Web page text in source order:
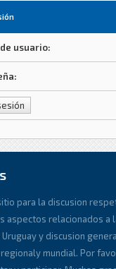
usuario:
para la discusion
aspectos relacionados a
Uruguay y discusion
mundial. Por